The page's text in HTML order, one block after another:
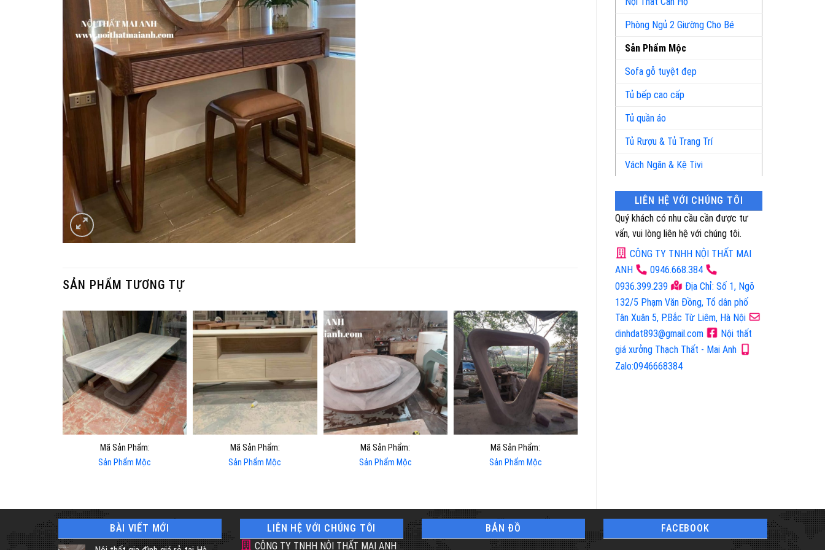
Phòng Ngủ 2 Giường Cho Bé
Sản Phẩm Mộc
Sofa gỗ tuyệt đẹp
Tủ bếp cao cấp
Tủ quần áo
Tủ Rượu & Tủ Trang Trí
Vách Ngăn & Kệ Tivi
LIÊN HỆ VỚI CHÚNG TÔI
Quý khách có nhu cầu cần được tư
vấn, vui lòng liên hệ với chúng tôi.
CÔNG TY TNHH NỘI THẤT MAI
ANH
0946.668.384
0936.399.239
Địa Chỉ: Số 1, Ngõ
132/5 Phạm Văn Đồng, Tổ dân phố
Tân Xuân 5, P.Bắc Từ Liêm, Hà Nội
dinhdat893@gmail.com
Nội thất
giá xưởng Thạch Thất - Mai Anh
Zalo:0946668384
SẢN PHẨM TƯƠNG TỰ
Mã Sản Phẩm:
Sản Phẩm Mộc
Mã Sản Phẩm:
Sản Phẩm Mộc
Mã Sản Phẩm:
Sản Phẩm Mộc
Mã Sản Phẩm:
Sản Phẩm Mộc
BÀI VIẾT MỚI
LIÊN HỆ VỚI CHÚNG TÔI
CÔNG TY TNHH NỘI THẤT MAI ANH
BẢN ĐỒ FACEBOOK